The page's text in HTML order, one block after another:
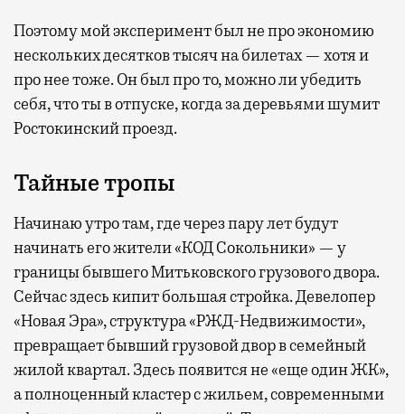
Поэтому мой эксперимент был не про экономию
нескольких десятков тысяч на билетах — хотя и
про нее тоже. Он был про то, можно ли убедить
себя, что ты в отпуске, когда за деревьями шумит
Ростокинский проезд.
Тайные тропы
Начинаю утро там, где через пару лет будут
начинать его жители «КОД Сокольники» — у
границы бывшего Митьковского грузового двора.
Сейчас здесь кипит большая стройка. Девелопер
«Новая Эра», структура «РЖД-Недвижимости»,
превращает бывший грузовой двор в семейный
жилой квартал. Здесь появится не «еще один ЖК»,
а полноценный кластер с жильем, современными